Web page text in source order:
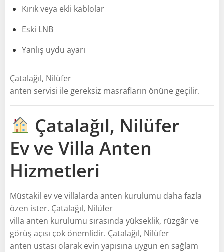
Kırık veya ekli kablolar
Eski LNB
Yanlış uydu ayarı
Çatalağıl, Nilüfer
anten servisi ile gereksiz masrafların önüne geçilir.
Çatalağıl, Nilüfer
Ev ve Villa Anten
Hizmetleri
Müstakil ev ve villalarda anten kurulumu daha fazla
özen ister. Çatalağıl, Nilüfer
villa anten kurulumu sırasında yükseklik, rüzgâr ve
görüş açısı çok önemlidir. Çatalağıl, Nilüfer
anten ustası olarak evin yapısına uygun en sağlam